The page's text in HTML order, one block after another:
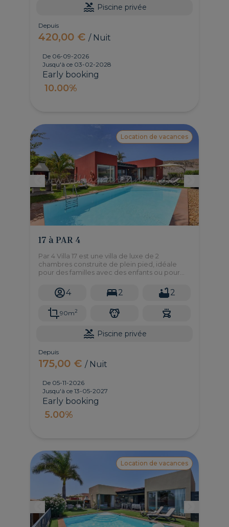
Piscine privée
Depuis
420,00 €/ Nuit
De 06-09-2026
Jusqu'à ce 03-02-2028
Early booking
10.00%
Location de vacances
17 à PAR 4
Par 4 Villa 17 est une villa de luxe de 2
chambres construite de plein pied, idéale
pour des familles avec des enfants ou pour
et bien située.
4 2 2
90m2
Piscine privée
Depuis
175,00 €/ Nuit
De 05-11-2026
Jusqu'à ce 13-05-2027
Early booking
5.00%
Location de vacances